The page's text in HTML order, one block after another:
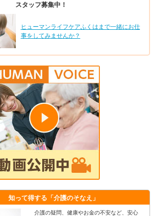
スタッフ募集中！
ヒューマンライフケアふくはまで一緒にお仕
事をしてみませんか？
知って得する 「介護のそなえ」
介護の疑問、健康やお金の不安など、安心